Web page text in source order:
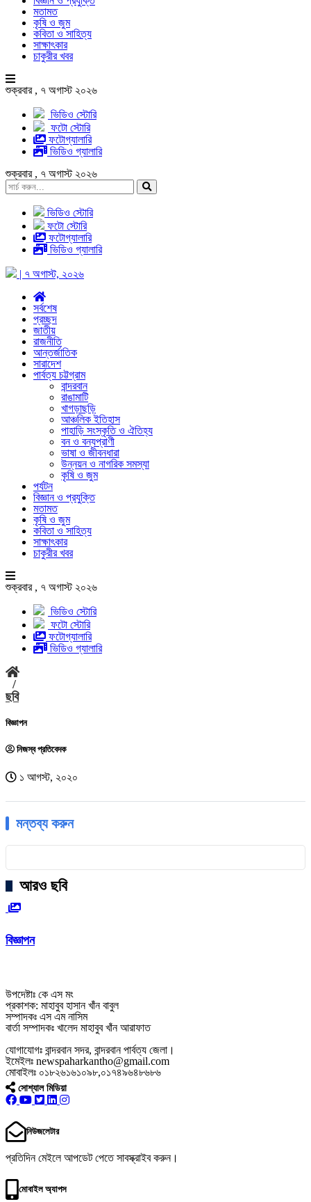
মতামত
কৃষি ও জুম
কবিতা ও সাহিত্য
সাক্ষাৎকার
চাকুরীর খবর
শুক্রবার , ৭ অগাস্ট ২০২৬
ভিডিও স্টোরি
ফটো স্টোরি
ফটোগ্যালারি
ভিডিও গ্যালারি
শুক্রবার , ৭ অগাস্ট ২০২৬
ভিডিও স্টোরি
ফটো স্টোরি
ফটোগ্যালারি
ভিডিও গ্যালারি
| ৭ অগাস্ট, ২০২৬
সর্বশেষ
প্রচ্ছদ
জাতীয়
রাজনীতি
আন্তর্জাতিক
সারাদেশ
পার্বত্য চট্টগ্রাম
বান্দরবান
রাঙামাটি
খাগড়াছড়ি
আঞ্চলিক ইতিহাস
পাহাড়ি সংস্কৃতি ও ঐতিহ্য
বন ও বন্যপ্রাণী
ভাষা ও জীবনধারা
উন্নয়ন ও নাগরিক সমস্যা
কৃষি ও জুম
পর্যটন
বিজ্ঞান ও প্রযুক্তি
মতামত
কৃষি ও জুম
কবিতা ও সাহিত্য
সাক্ষাৎকার
চাকুরীর খবর
শুক্রবার , ৭ অগাস্ট ২০২৬
ভিডিও স্টোরি
ফটো স্টোরি
ফটোগ্যালারি
ভিডিও গ্যালারি
/
ছবি
বিজ্ঞাপন
নিজস্ব প্রতিবেদক
১ আগস্ট, ২০২০
মন্তব্য করুন
আরও ছবি
বিজ্ঞাপন
উপদেষ্টাঃ কে এস মং
প্রকাশক: মাহাবুব হাসান খাঁন বাবুল
সম্পাদকঃ এস এম নাসিম
বার্তা সম্পাদকঃ খালেদ মাহাবুব খাঁন আরাফাত
যোগাযোগঃ বান্দরবান সদর, বান্দরবান পার্বত্য জেলা।
ইমেইলঃ newspaharkantho@gmail.com
মোবাইলঃ ০১৮২৬১৬১০৯৮,০১৭৪৯৬৪৮৬৮৬
সোশ্যাল মিডিয়া
নিউজলেটার
প্রতিদিন মেইলে আপডেট পেতে সাবস্ক্রাইব করুন।
মোবাইল অ্যাপস